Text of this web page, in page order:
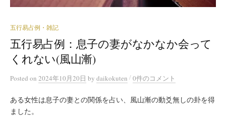
五行易占例・雑記
五行易占例：息子の妻がなかなか会って
くれない(風山漸)
Posted on 2024年10月20日 by daikokuten /0件のコメント
ある女性は息子の妻との関係を占い、風山漸の動爻無しの卦を得
ました。